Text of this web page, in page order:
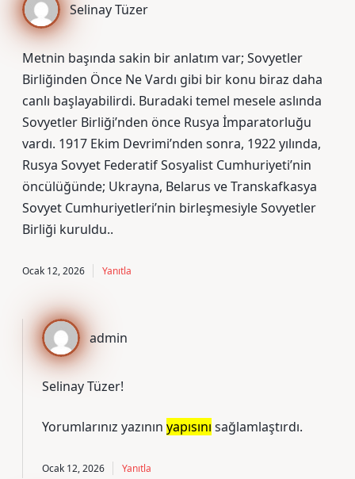
Selinay Tüzer
Metnin başında sakin bir anlatım var; Sovyetler
Birliğinden Önce Ne Vardı gibi bir konu biraz daha
canlı başlayabilirdi. Buradaki temel mesele aslında
Sovyetler Birliği’nden önce Rusya İmparatorluğu
vardı. 1917 Ekim Devrimi’nden sonra, 1922 yılında,
Rusya Sovyet Federatif Sosyalist Cumhuriyeti’nin
öncülüğünde; Ukrayna, Belarus ve Transkafkasya
Sovyet Cumhuriyetleri’nin birleşmesiyle Sovyetler
Birliği kuruldu..
Ocak 12, 2026 Yanıtla
admin
Selinay Tüzer!
Yorumlarınız yazının yapısını sağlamlaştırdı.
Ocak 12, 2026 Yanıtla